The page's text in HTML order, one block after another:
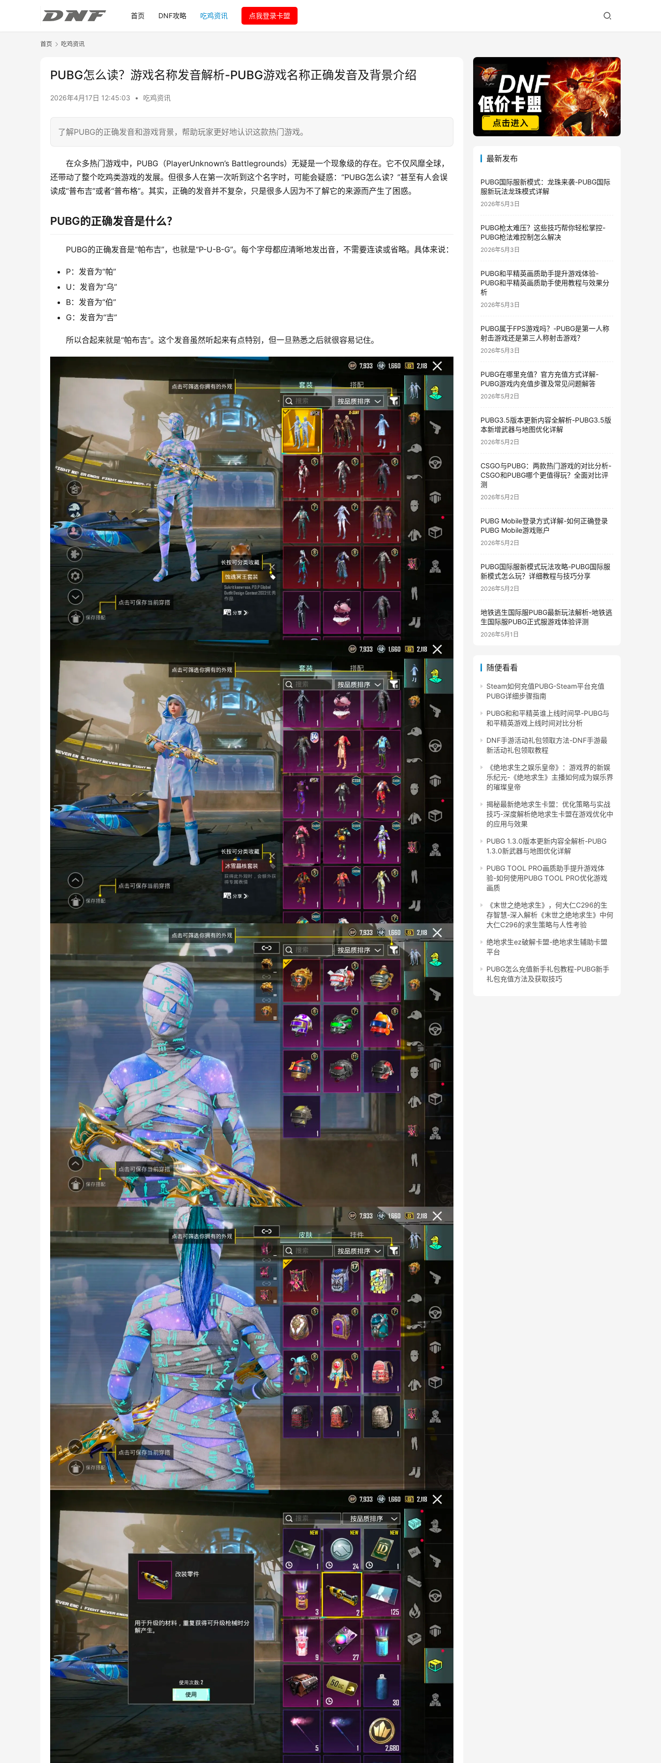
首页 DNF攻略 吃鸡资讯 点我登录卡盟
首页 吃鸡资讯
PUBG怎么读？游戏名称发音解析-PUBG游戏名称正确发音及背景介绍
2026年4月17日 12:45:03 • 吃鸡资讯
了解PUBG的正确发音和游戏背景，帮助玩家更好地认识这款热门游戏。
在众多热门游戏中，PUBG（PlayerUnknown’s Battlegrounds）无疑是一个现象级的存在。它不仅风靡全球，
还带动了整个吃鸡类游戏的发展。但很多人在第一次听到这个名字时，可能会疑惑：“PUBG怎么读？”甚至有人会误
读成“普布吉”或者“普布格”。其实，正确的发音并不复杂，只是很多人因为不了解它的来源而产生了困惑。
PUBG的正确发音是什么？
PUBG的正确发音是“帕布吉”，也就是“P-U-B-G”。每个字母都应清晰地发出音，不需要连读或省略。具体来说：
P：发音为“帕”
U：发音为“乌”
B：发音为“伯”
G：发音为“吉”
所以合起来就是“帕布吉”。这个发音虽然听起来有点特别，但一旦熟悉之后就很容易记住。
最新发布
PUBG国际服新模式：龙珠来袭-PUBG国际
服新玩法龙珠模式详解
2026年5月3日
PUBG枪太难压？这些技巧帮你轻松掌控-
PUBG枪法难控制怎么解决
2026年5月3日
PUBG和平精英画质助手提升游戏体验-
PUBG和平精英画质助手使用教程与效果分
析
2026年5月3日
PUBG属于FPS游戏吗？-PUBG是第一人称
射击游戏还是第三人称射击游戏？
2026年5月3日
PUBG在哪里充值？官方充值方式详解-
PUBG游戏内充值步骤及常见问题解答
2026年5月2日
PUBG3.5版本更新内容全解析-PUBG3.5版
本新增武器与地图优化详解
2026年5月2日
CSGO与PUBG：两款热门游戏的对比分析-
CSGO和PUBG哪个更值得玩？全面对比评
测
2026年5月2日
PUBG Mobile登录方式详解-如何正确登录
PUBG Mobile游戏账户
2026年5月2日
PUBG国际服新模式玩法攻略-PUBG国际服
新模式怎么玩？详细教程与技巧分享
2026年5月2日
地铁逃生国际服PUBG最新玩法解析-地铁逃
生国际服PUBG正式服游戏体验评测
2026年5月1日
随便看看
Steam如何充值PUBG-Steam平台充值
PUBG详细步骤指南
PUBG和和平精英谁上线时间早-PUBG与
和平精英游戏上线时间对比分析
DNF手游活动礼包领取方法-DNF手游最
新活动礼包领取教程
《绝地求生之娱乐皇帝》：游戏界的新娱
乐纪元-《绝地求生》主播如何成为娱乐界
的璀璨皇帝
揭秘最新绝地求生卡盟：优化策略与实战
技巧-深度解析绝地求生卡盟在游戏优化中
的应用与效果
PUBG 1.3.0版本更新内容全解析-PUBG
1.3.0新武器与地图优化详解
PUBG TOOL PRO画质助手提升游戏体
验-如何使用PUBG TOOL PRO优化游戏
画质
《末世之绝地求生》，何大仁C296的生
存智慧-深入解析《末世之绝地求生》中何
大仁C296的求生策略与人性考验
绝地求生ez破解卡盟-绝地求生辅助卡盟
平台
PUBG怎么充值新手礼包教程-PUBG新手
礼包充值方法及获取技巧